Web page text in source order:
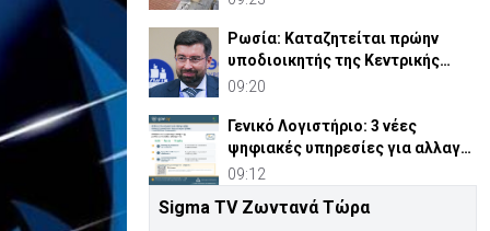
Ρωσία: Καταζητείται πρώην
υποδιοικητής της Κεντρικής
Τράπεζας-«Διαμένει Κύπρο»
09:20
Γενικό Λογιστήριο: 3 νέες
ψηφιακές υπηρεσίες για αλλαγή
τραπεζικού λογαριασμού
09:12
Υποσχόταν διαμέρισμα στην
Sigma TV Ζωντανά Τώρα